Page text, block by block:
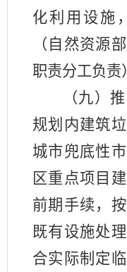
化利用设施
（自然资源
职责分工负责
（九）
规划内建筑
城市兜底性
区重点项目
前期手续，
既有设施处
合实际制定